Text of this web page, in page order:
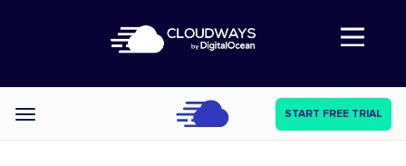
Abre a navegação
Categories START FREE TRIAL